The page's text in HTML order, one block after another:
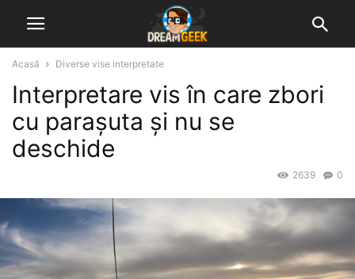
Acasă Diverse vise interpretate
Interpretare vis în care zbori
cu parașuta și nu se
deschide
0
2639